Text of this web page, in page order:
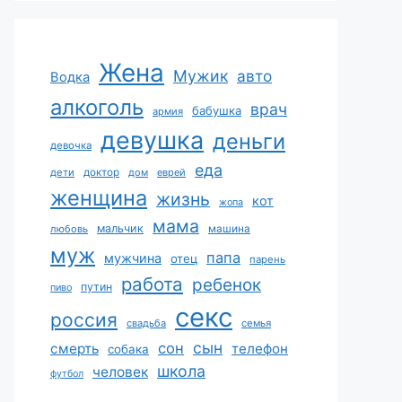
Водка Жена Мужик авто
алкоголь армия бабушка врач
девочка девушка деньги
дети доктор дом еврей еда
женщина жизнь жопа кот
любовь мальчик мама машина
муж мужчина отец папа парень
пиво путин работа ребенок
россия свадьба секс семья
смерть собака сон сын телефон
футбол человек школа